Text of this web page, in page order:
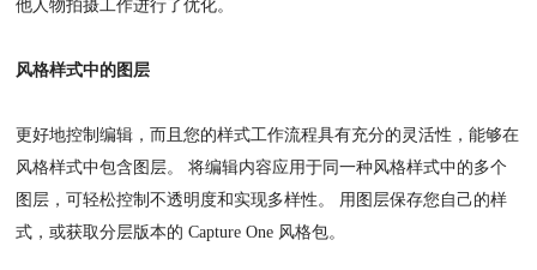
他人物拍摄工作进行了优化。
风格样式中的图层
更好地控制编辑，而且您的样式工作流程具有充分的灵活性，能够在
风格样式中包含图层。 将编辑内容应用于同一种风格样式中的多个
图层，可轻松控制不透明度和实现多样性。 用图层保存您自己的样
式，或获取分层版本的 Capture One 风格包。